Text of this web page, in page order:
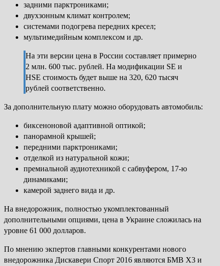
задними парктрониками;
двухзонным климат контролем;
системами подогрева передних кресел;
мультимедийным комплексом и др.
На эти версии цена в России составляет примерно
2 млн. 600 тыс. рублей. На модификации SE и
HSE стоимость будет выше на 320, 620 тысяч
рублей соответственно.
За дополнительную плату можно оборудовать автомобиль:
биксеноновой адаптивной оптикой;
панорамной крышей;
передними парктрониками;
отделкой из натуральной кожи;
премиальной аудиотехникой с сабвуфером, 17-ю
динамиками;
камерой заднего вида и др.
На внедорожник, полностью укомплектованный
дополнительными опциями, цена в Украине сложилась на
уровне 61 000 долларов.
По мнению экпертов главными конкурентами нового
внедорожника Дискавери Спорт 2016 являются БМВ Х3 и